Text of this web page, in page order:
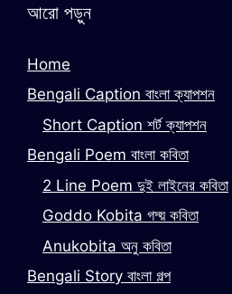
আরো পড়ুন
Home
Bengali Caption বাংলা ক্যাপশন
Short Caption শর্ট ক্যাপশন
Bengali Poem বাংলা কবিতা
2 Line Poem দুই লাইনের কবিতা
Goddo Kobita গদ্য় কবিতা
Anukobita অনু কবিতা
Bengali Story বাংলা গল্প